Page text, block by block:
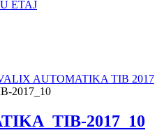
ETAJ
AUTOMATIKA TIB 2017
2017_10
2017_10